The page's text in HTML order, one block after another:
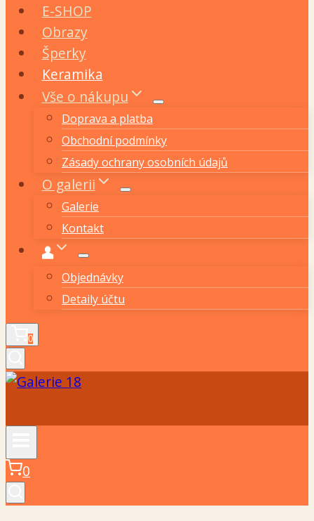
obsahE-SHOP
Obrazy
Šperky
Keramika
Vše o nákupu
Doprava a platba
Obchodní podmínky
Zásady ochrany osobních údajů
O galerii
Galerie
Kontakt
Objednávky
Detaily účtu
0
0